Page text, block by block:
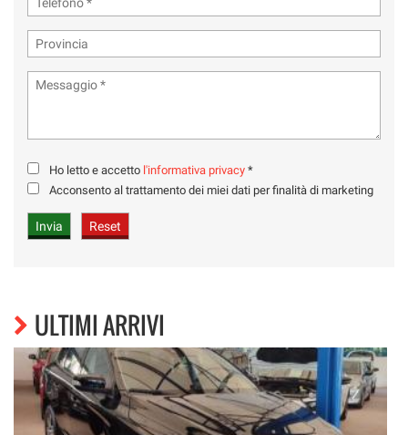
Ho letto e accetto l'informativa privacy *
Acconsento al trattamento dei miei dati per finalità di marketing
ULTIMI ARRIVI